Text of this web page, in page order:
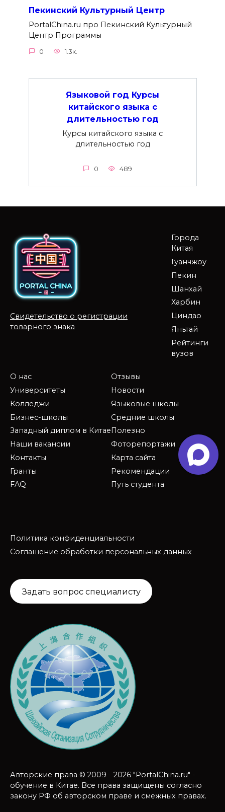
Пекинский Культурный Центр
PortalChina.ru про Пекинский Культурный
Центр Программы
0 1.3к.
Языковой год Курсы
китайского языка с
длительностью год
Курсы китайского языка с
длительностью год
0 489
Свидетельство о регистрации
товарного знака
Города
Китая
Гуанчжоу
Пекин
Шанхай
Харбин
Циндао
Яньтай
Рейтинги
вузов
О нас
Университеты
Колледжи
Бизнес-школы
Западный диплом в Китае
Наши вакансии
Контакты
Гранты
FAQ
Отзывы
Новости
Языковые школы
Средние школы
Полезно
Фоторепортажи
Карта сайта
Рекомендации
Путь студента
Политика конфиденциальности
Соглашение обработки персональных данных
Задать вопрос специалисту
Авторские права © 2009 - 2026 "PortalChina.ru" -
обучение в Китае. Все права защищены согласно
закону РФ об авторском праве и смежных правах.